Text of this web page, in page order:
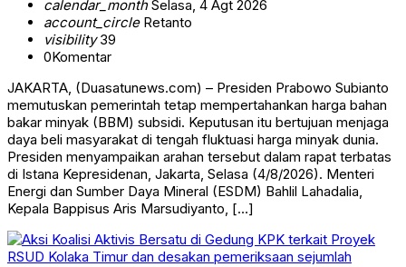
calendar_monthSelasa, 4 Agt 2026
account_circleRetanto
visibility39
0Komentar
JAKARTA, (Duasatunews.com) – Presiden Prabowo Subianto
memutuskan pemerintah tetap mempertahankan harga bahan
bakar minyak (BBM) subsidi. Keputusan itu bertujuan menjaga
daya beli masyarakat di tengah fluktuasi harga minyak dunia.
Presiden menyampaikan arahan tersebut dalam rapat terbatas
di Istana Kepresidenan, Jakarta, Selasa (4/8/2026). Menteri
Energi dan Sumber Daya Mineral (ESDM) Bahlil Lahadalia,
Kepala Bappisus Aris Marsudiyanto, […]